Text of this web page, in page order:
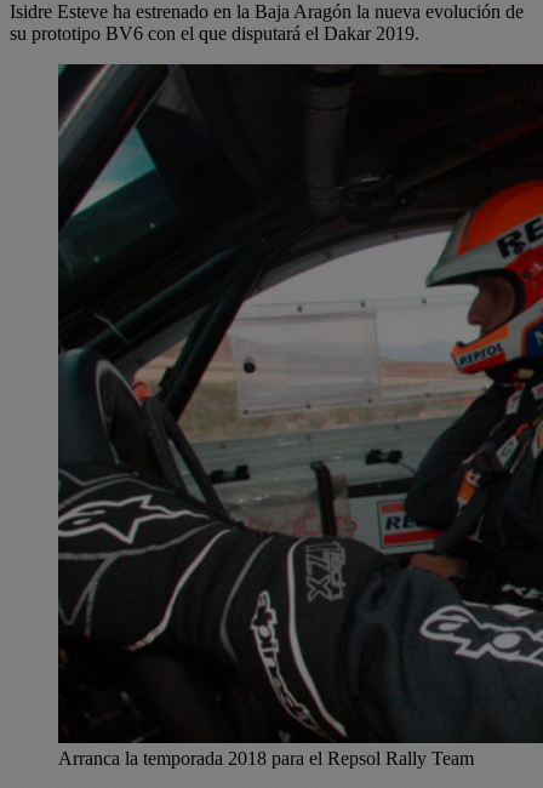
Isidre Esteve ha estrenado en la Baja Aragón la nueva evolución de
su prototipo BV6 con el que disputará el Dakar 2019.
Arranca la temporada 2018 para el Repsol Rally Team